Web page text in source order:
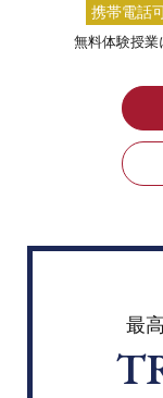
携帯電話
無料体験授業
最